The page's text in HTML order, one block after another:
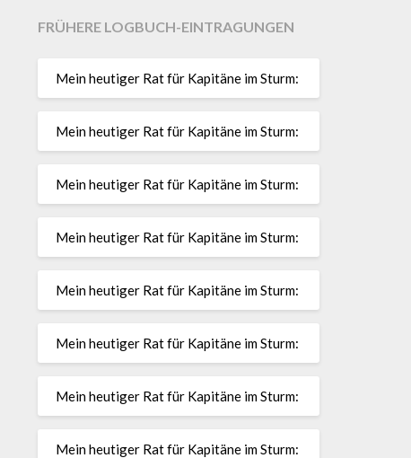
FRÜHERE LOGBUCH-EINTRAGUNGEN
Mein heutiger Rat für Kapitäne im Sturm:
Mein heutiger Rat für Kapitäne im Sturm:
Mein heutiger Rat für Kapitäne im Sturm:
Mein heutiger Rat für Kapitäne im Sturm:
Mein heutiger Rat für Kapitäne im Sturm:
Mein heutiger Rat für Kapitäne im Sturm:
Mein heutiger Rat für Kapitäne im Sturm:
Mein heutiger Rat für Kapitäne im Sturm: